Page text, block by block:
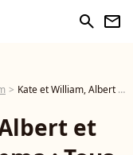
search newsletter
Kate et William, Albert et Charlene, Sofia, Emma : Tous les mariages de 2011
et